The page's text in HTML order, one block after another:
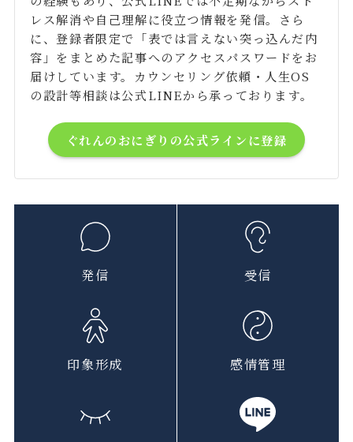
レス解消や自己理解に役立つ情報を発信。さら
に、登録者限定で「表では言えない突っ込んだ内
容」をまとめた記事へのアクセスパスワードをお
届けしています。カウンセリング依頼・人生OS
の設計等相談は公式LINEから承っております。
ぐれんのおにぎりの公式ラインに登録
発信 受信
印象形成 感情管理